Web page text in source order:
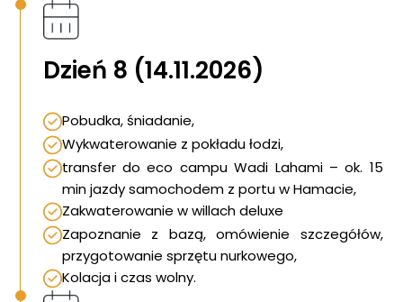
Dzień 8 (14.11.2026)
Pobudka, śniadanie,
Wykwaterowanie z pokładu łodzi,
transfer do eco campu Wadi Lahami – ok. 15
min jazdy samochodem z portu w Hamacie,
Zakwaterowanie w willach deluxe
Zapoznanie z bazą, omówienie szczegółów,
przygotowanie sprzętu nurkowego,
Kolacja i czas wolny.